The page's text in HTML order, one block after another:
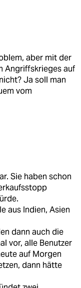
aber mit der
Angriffskrieges auf
Ja soll man
vom
Sie haben schon
aus Indien, Asien
dann auch die
vor, alle Benutzer
auf Morgen
dann hätte